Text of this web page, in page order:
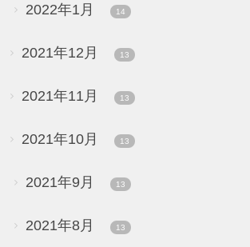
2022年1月 14
2021年12月 13
2021年11月 13
2021年10月 13
2021年9月 13
2021年8月 13